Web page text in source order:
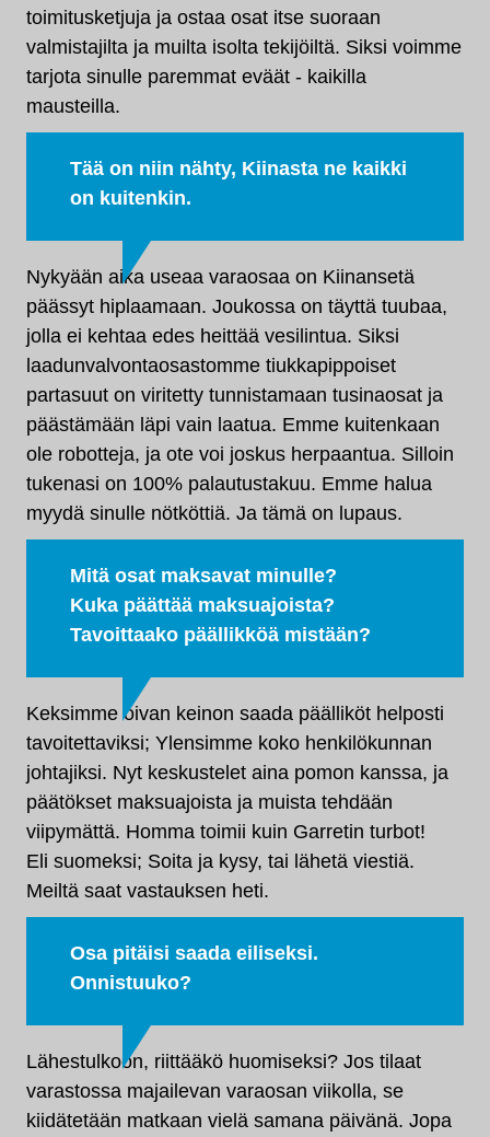
toimitusketjuja ja ostaa osat itse suoraan
valmistajilta ja muilta isolta tekijöiltä. Siksi voimme
tarjota sinulle paremmat eväät - kaikilla
mausteilla.
Tää on niin nähty, Kiinasta ne kaikki
on kuitenkin.
Nykyään aika useaa varaosaa on Kiinansetä
päässyt hiplaamaan. Joukossa on täyttä tuubaa,
jolla ei kehtaa edes heittää vesilintua. Siksi
laadunvalvontaosastomme tiukkapippoiset
partasuut on viritetty tunnistamaan tusinaosat ja
päästämään läpi vain laatua. Emme kuitenkaan
ole robotteja, ja ote voi joskus herpaantua. Silloin
tukenasi on 100% palautustakuu. Emme halua
myydä sinulle nötköttiä. Ja tämä on lupaus.
Mitä osat maksavat minulle?
Kuka päättää maksuajoista?
Tavoittaako päällikköä mistään?
Keksimme oivan keinon saada päälliköt helposti
tavoitettaviksi; Ylensimme koko henkilökunnan
johtajiksi. Nyt keskustelet aina pomon kanssa, ja
päätökset maksuajoista ja muista tehdään
viipymättä. Homma toimii kuin Garretin turbot!
Eli suomeksi; Soita ja kysy, tai lähetä viestiä.
Meiltä saat vastauksen heti.
Osa pitäisi saada eiliseksi.
Onnistuuko?
Lähestulkoon, riittääkö huomiseksi? Jos tilaat
varastossa majailevan varaosan viikolla, se
kiidätetään matkaan vielä samana päivänä. Jopa